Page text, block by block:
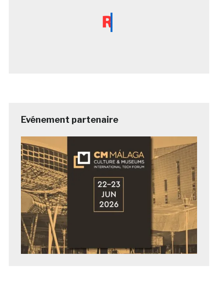
Evénement partenaire